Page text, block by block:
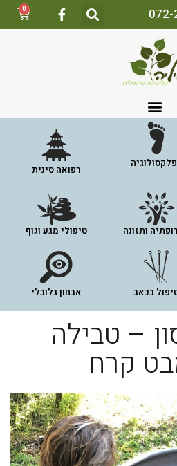
0
רפואה סינית
ותזונה טיפולי מגע וגוף
בכאב אבחון גלובלי
– טבילה
קרח